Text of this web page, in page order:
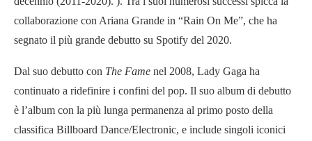
collaborazione con Ariana Grande in “Rain On Me”, che ha
segnato il più grande debutto su Spotify del 2020.
Dal suo debutto con The Fame nel 2008, Lady Gaga ha
continuato a ridefinire i confini del pop. Il suo album di debutto
è l’album con la più lunga permanenza al primo posto della
classifica Billboard Dance/Electronic, e include singoli iconici